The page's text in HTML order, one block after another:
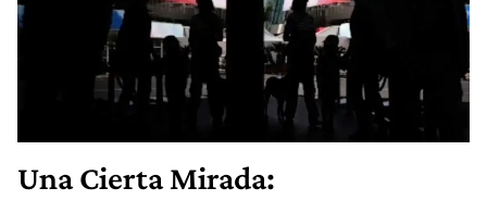
Una Cierta Mirada: